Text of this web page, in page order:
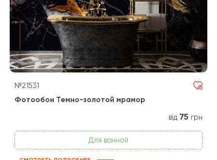
№21531
Фотообои Темно-золотой мрамор
від 75 грн
Для ванной